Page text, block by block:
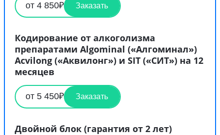
от 4 850₽ Заказать
Кодирование от алкоголизма
препаратами Algominal («Алгоминал»)
Acvilong («Аквилонг») и SIT («СИТ») на 12
месяцев
от 5 450₽ Заказать
Двойной блок (гарантия от 2 лет)